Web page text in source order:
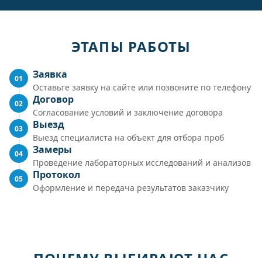
ЭТАПЫ РАБОТЫ
01 Заявка
Оставьте заявку на сайте или позвоните по телефону
02 Договор
Согласование условий и заключение договора
03 Выезд
Выезд специалиста на объект для отбора проб
04 Замеры
Проведение лабораторных исследований и анализов
05 Протокол
Оформление и передача результатов заказчику